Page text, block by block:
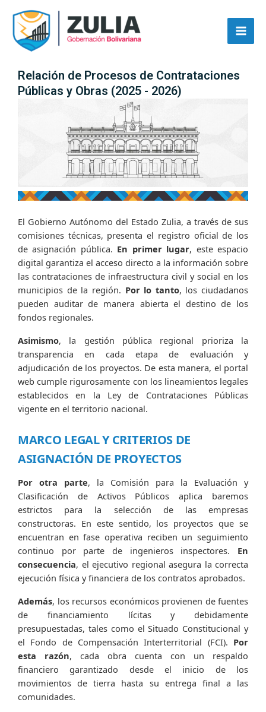
contenido
contenido
Relación de Procesos de Contrataciones
Públicas y Obras (2025 - 2026)
El Gobierno Autónomo del Estado Zulia, a través de sus
comisiones técnicas, presenta el registro oficial de los
de asignación pública. En primer lugar, este espacio
digital garantiza el acceso directo a la información sobre
las contrataciones de infraestructura civil y social en los
municipios de la región. Por lo tanto, los ciudadanos
pueden auditar de manera abierta el destino de los
fondos regionales.
Asimismo, la gestión pública regional prioriza la
transparencia en cada etapa de evaluación y
adjudicación de los proyectos. De esta manera, el portal
web cumple rigurosamente con los lineamientos legales
establecidos en la Ley de Contrataciones Públicas
vigente en el territorio nacional.
MARCO LEGAL Y CRITERIOS DE
ASIGNACIÓN DE PROYECTOS
Por otra parte, la Comisión para la Evaluación y
Clasificación de Activos Públicos aplica baremos
estrictos para la selección de las empresas
constructoras. En este sentido, los proyectos que se
encuentran en fase operativa reciben un seguimiento
continuo por parte de ingenieros inspectores. En
consecuencia, el ejecutivo regional asegura la correcta
ejecución física y financiera de los contratos aprobados.
Además, los recursos económicos provienen de fuentes
de financiamiento lícitas y debidamente
presupuestadas, tales como el Situado Constitucional y
el Fondo de Compensación Interterritorial (FCI). Por
esta razón, cada obra cuenta con un respaldo
financiero garantizado desde el inicio de los
movimientos de tierra hasta su entrega final a las
comunidades.